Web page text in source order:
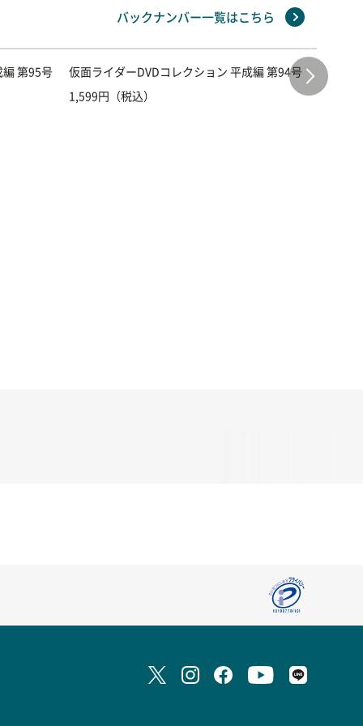
第95号
仮面ライダーDVDコレクション 平成編 第94号
1,599円（税込）
仮面ラ
1,599円
バックナンバー一覧はこちら